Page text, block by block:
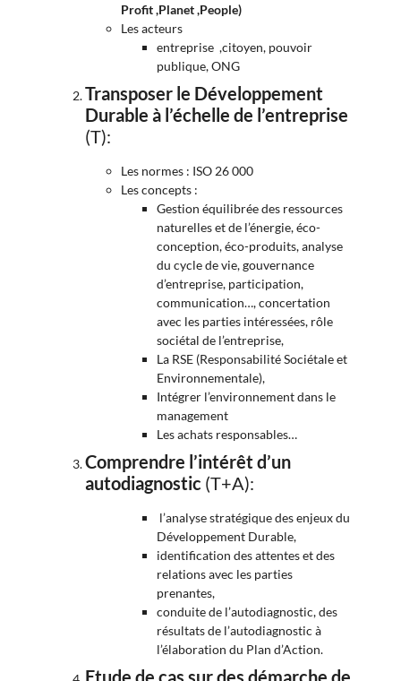
Profit ,Planet ,People)
Les acteurs
entreprise ,citoyen, pouvoir
publique, ONG
Transposer le Développement
Durable à l’échelle de l’entreprise
(T):
Les normes : ISO 26 000
Les concepts :
Gestion équilibrée des ressources
naturelles et de l’énergie, éco-
conception, éco-produits, analyse
du cycle de vie, gouvernance
d’entreprise, participation,
communication…, concertation
avec les parties intéressées, rôle
sociétal de l’entreprise,
La RSE (Responsabilité Sociétale et
Environnementale),
Intégrer l’environnement dans le
management
Les achats responsables…
Comprendre l’intérêt d’un
autodiagnostic (T+A):
l’analyse stratégique des enjeux du
Développement Durable,
identification des attentes et des
relations avec les parties
prenantes,
conduite de l’autodiagnostic, des
résultats de l’autodiagnostic à
l’élaboration du Plan d’Action.